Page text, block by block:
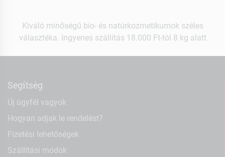
Kiváló minőségű bio- és natúrkozmetikumok széles
választéka. Ingyenes szállítás 18.000 Ft-tól 8 kg alatt
Segítség
Új ügyfél vagyok
Hogyan adjak le rendelést?
Fizetési lehetőségek
Szállítási módok